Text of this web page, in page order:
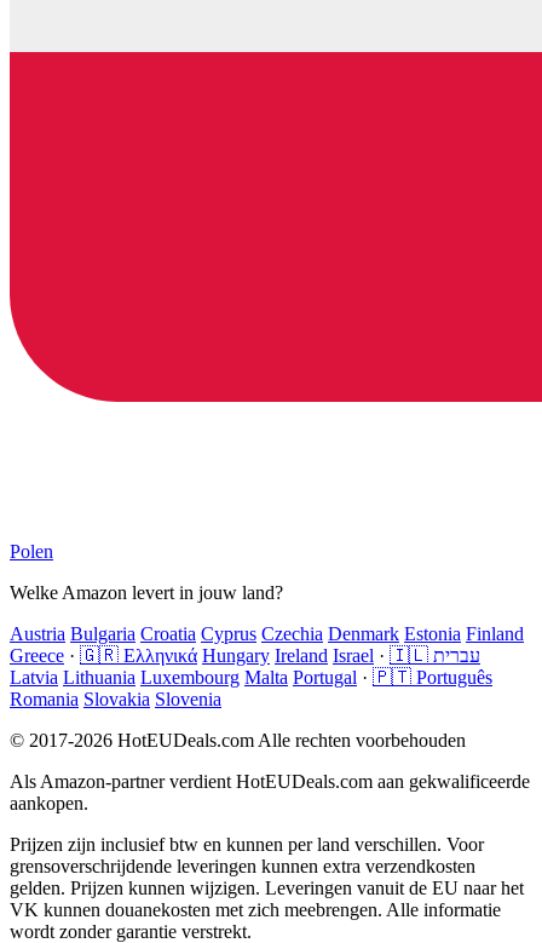
Polen
Welke Amazon levert in jouw land?
Austria Bulgaria Croatia Cyprus Czechia Denmark Estonia Finland
Greece · 🇬🇷 Ελληνικά Hungary Ireland Israel ·
🇮🇱 עברית
Latvia Lithuania Luxembourg Malta Portugal · 🇵🇹 Português
Romania Slovakia Slovenia
© 2017-2026 HotEUDeals.com Alle rechten voorbehouden
Als Amazon-partner verdient HotEUDeals.com aan gekwalificeerde
aankopen.
Prijzen zijn inclusief btw en kunnen per land verschillen. Voor
grensoverschrijdende leveringen kunnen extra verzendkosten
gelden. Prijzen kunnen wijzigen. Leveringen vanuit de EU naar het
VK kunnen douanekosten met zich meebrengen. Alle informatie
wordt zonder garantie verstrekt.